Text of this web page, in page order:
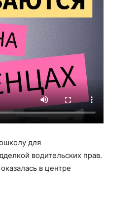
для
водительских прав.
в центре